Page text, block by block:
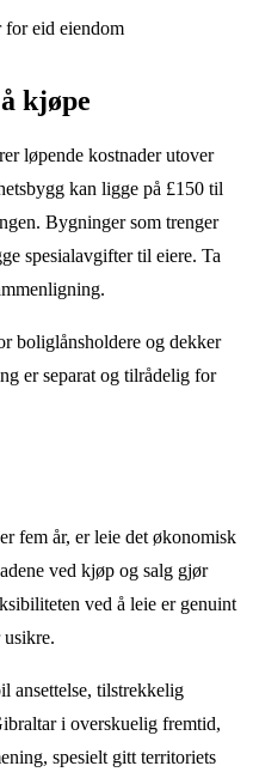
for eid eiendom
kjøpe
løpende kostnader utover
kan ligge på £150 til
Bygninger som trenger
spesialavgifter til eiere. Ta
boliglånsholdere og dekker
er separat og tilrådelig for
fem år, er leie det økonomisk
ved kjøp og salg gjør
ved å leie er genuint
ansettelse, tilstrekkelig
i overskuelig fremtid,
spesielt gitt territoriets